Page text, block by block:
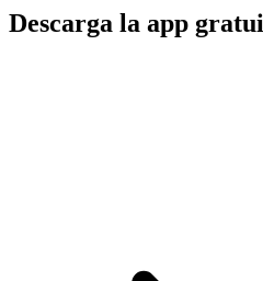
Descarga la app